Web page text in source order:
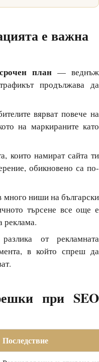
е важна
план— веднъж
продължава да
вярват повече на
на маркираните като
които намират сайта ти
обикновено са по-
ниши на български
търсене все още е
реклама.
от рекламната
в който спреш да
при SEO
Последствие